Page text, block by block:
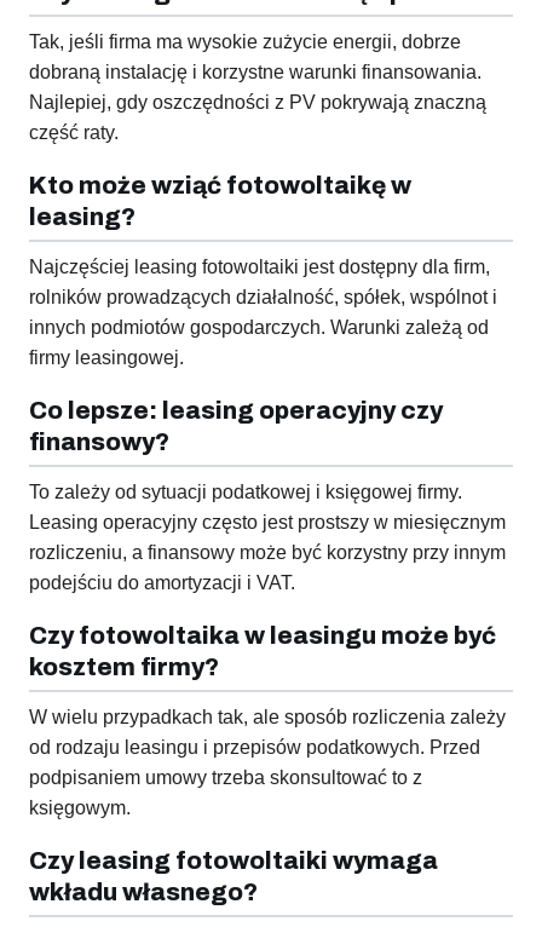
Tak, jeśli firma ma wysokie zużycie energii, dobrze
dobraną instalację i korzystne warunki finansowania.
Najlepiej, gdy oszczędności z PV pokrywają znaczną
część raty.
Kto może wziąć fotowoltaikę w
leasing?
Najczęściej leasing fotowoltaiki jest dostępny dla firm,
rolników prowadzących działalność, spółek, wspólnot i
innych podmiotów gospodarczych. Warunki zależą od
firmy leasingowej.
Co lepsze: leasing operacyjny czy
finansowy?
To zależy od sytuacji podatkowej i księgowej firmy.
Leasing operacyjny często jest prostszy w miesięcznym
rozliczeniu, a finansowy może być korzystny przy innym
podejściu do amortyzacji i VAT.
Czy fotowoltaika w leasingu może być
kosztem firmy?
W wielu przypadkach tak, ale sposób rozliczenia zależy
od rodzaju leasingu i przepisów podatkowych. Przed
podpisaniem umowy trzeba skonsultować to z
księgowym.
Czy leasing fotowoltaiki wymaga
wkładu własnego?